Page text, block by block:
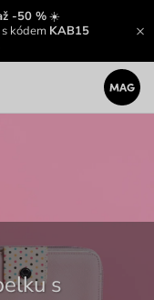
-50 %☀️
s kódem KAB15
s